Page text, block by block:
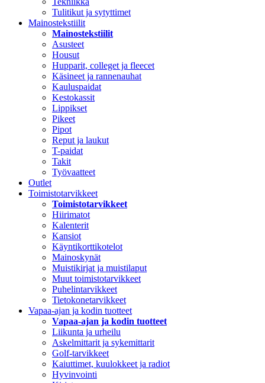
Tulitikut ja sytyttimet
Mainostekstiilit
Mainostekstiilit
Asusteet
Housut
Hupparit, colleget ja fleecet
Käsineet ja rannenauhat
Kauluspaidat
Kestokassit
Lippikset
Pikeet
Pipot
Reput ja laukut
T-paidat
Takit
Työvaatteet
Outlet
Toimistotarvikkeet
Toimistotarvikkeet
Hiirimatot
Kalenterit
Kansiot
Käyntikorttikotelot
Mainoskynät
Muistikirjat ja muistilaput
Muut toimistotarvikkeet
Puhelintarvikkeet
Tietokonetarvikkeet
Vapaa-ajan ja kodin tuotteet
Vapaa-ajan ja kodin tuotteet
Liikunta ja urheilu
Askelmittarit ja sykemittarit
Golf-tarvikkeet
Kaiuttimet, kuulokkeet ja radiot
Hyvinvointi